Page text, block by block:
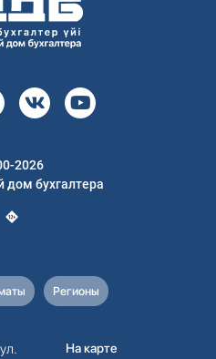
2026
дом бухгалтера
Регионы
На карте